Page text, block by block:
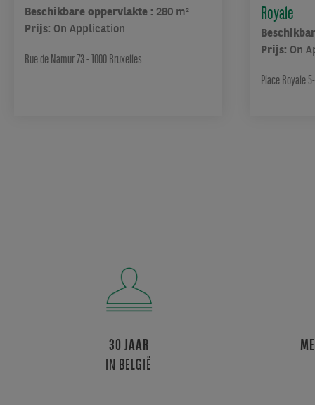
Beschikbare oppervlakte : 280 m²
Prijs: On Application
Rue de Namur 73 - 1000 Bruxelles
Royale
Prijs: On
Place Royale
30 JAAR
IN BELGIË